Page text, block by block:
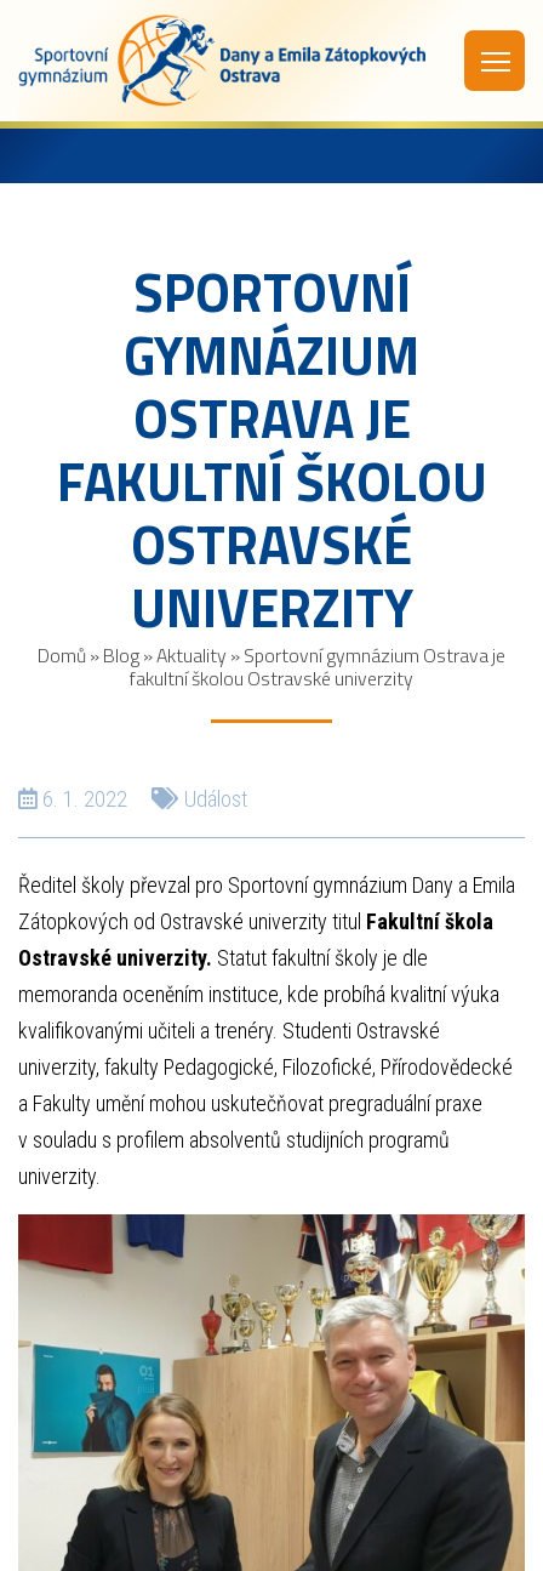
SPORTOVNÍ
GYMNÁZIUM
OSTRAVA JE
FAKULTNÍ ŠKOLOU
OSTRAVSKÉ
UNIVERZITY
Domů »Blog»Aktuality »Sportovní gymnázium Ostrava je
fakultní školou Ostravské univerzity
6. 1. 2022 Událost
Ředitel školy převzal pro Sportovní gymnázium Dany a Emila
Zátopkových od Ostravské univerzity titul Fakultní škola
Ostravské univerzity. Statut fakultní školy je dle
memoranda oceněním instituce, kde probíhá kvalitní výuka
kvalifikovanými učiteli a trenéry. Studenti Ostravské
univerzity, fakulty Pedagogické, Filozofické, Přírodovědecké
a Fakulty umění mohou uskutečňovat pregraduální praxe
v souladu s profilem absolventů studijních programů
univerzity.